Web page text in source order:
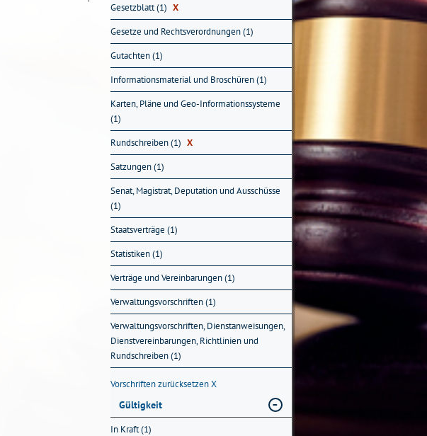
Gesetzblatt (1) X
Gesetze und Rechtsverordnungen (1)
Gutachten (1)
Informationsmaterial und Broschüren (1)
Karten, Pläne und Geo-Informationssysteme
(1)
Rundschreiben (1) X
Satzungen (1)
Senat, Magistrat, Deputation und Ausschüsse
(1)
Staatsverträge (1)
Statistiken (1)
Verträge und Vereinbarungen (1)
Verwaltungsvorschriften (1)
Verwaltungsvorschriften, Dienstanweisungen,
Dienstvereinbarungen, Richtlinien und
Rundschreiben (1)
Vorschriften zurücksetzenX
Gültigkeit
In Kraft (1)